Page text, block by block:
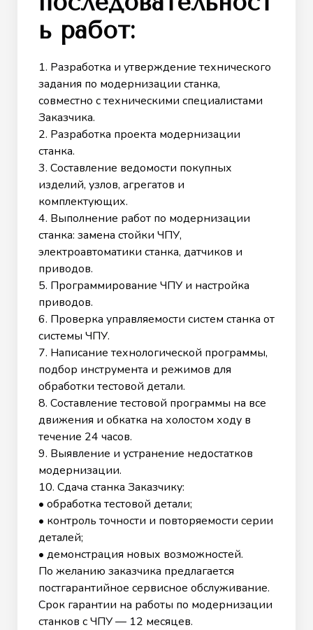
ь работ:
1. Разработка и утверждение технического
задания по модернизации станка,
совместно с техническими специалистами
Заказчика.
2. Разработка проекта модернизации
станка.
3. Составление ведомости покупных
изделий, узлов, агрегатов и
комплектующих.
4. Выполнение работ по модернизации
станка: замена стойки ЧПУ,
электроавтоматики станка, датчиков и
приводов.
5. Программирование ЧПУ и настройка
приводов.
6. Проверка управляемости систем станка от
системы ЧПУ.
7. Написание технологической программы,
подбор инструмента и режимов для
обработки тестовой детали.
8. Составление тестовой программы на все
движения и обкатка на холостом ходу в
течение 24 часов.
9. Выявление и устранение недостатков
модернизации.
10. Сдача станка Заказчику:
• обработка тестовой детали;
• контроль точности и повторяемости серии
деталей;
• демонстрация новых возможностей.
По желанию заказчика предлагается
постгарантийное сервисное обслуживание.
Срок гарантии на работы по модернизации
станков с ЧПУ — 12 месяцев.